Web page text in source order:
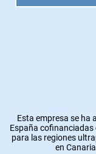
Esta empresa se ha
España cofinanciadas
para las regiones
en